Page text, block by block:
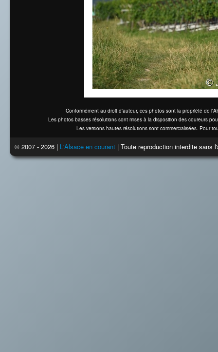
Conformément au droit d'auteur, ces photos sont la propriété de
Les photos basses résolutions sont mises à la disposition des coureurs
Les versions hautes résolutions sont commercialisées. Pour
© 2007 - 2026 | L'Alsace en courant | Toute reproduction interdite sans